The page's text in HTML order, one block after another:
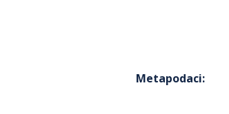
Metapodaci: